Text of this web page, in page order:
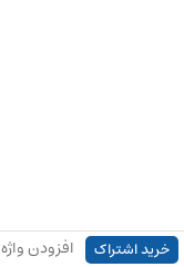
خرید اشتراک افزودن واژه